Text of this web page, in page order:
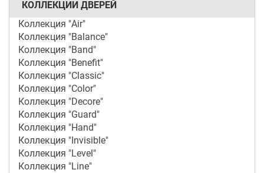
КОЛЛЕКЦИИ ДВЕРЕЙ
Коллекция "Air"
Коллекция "Balance"
Коллекция "Band"
Коллекция "Benefit"
Коллекция "Classic"
Коллекция "Color"
Коллекция "Decore"
Коллекция "Guard"
Коллекция "Hand"
Коллекция "Invisible"
Коллекция "Level"
Коллекция "Line"